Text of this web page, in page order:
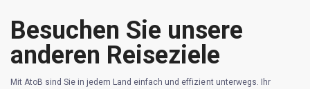
Besuchen Sie unsere
anderen Reiseziele
Mit AtoB sind Sie in jedem Land einfach und effizient unterwegs. Ihr